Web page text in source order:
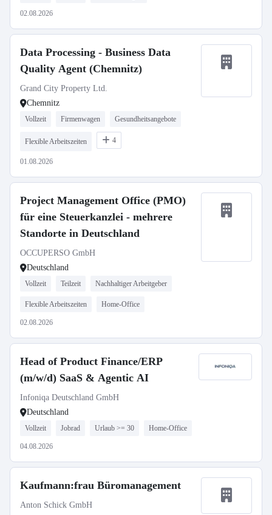
02.08.2026
Data Processing - Business Data
Quality Agent (Chemnitz)
Grand City Property Ltd.
Chemnitz
Vollzeit Firmenwagen Gesundheitsangebote
Flexible Arbeitszeiten 4
01.08.2026
Project Management Office (PMO)
für eine Steuerkanzlei - mehrere
Standorte in Deutschland
OCCUPERSO GmbH
Deutschland
Vollzeit Teilzeit Nachhaltiger Arbeitgeber
Flexible Arbeitszeiten Home-Office
02.08.2026
Head of Product Finance/ERP
(m/w/d) SaaS & Agentic AI
Infoniqa Deutschland GmbH
Deutschland
Vollzeit Jobrad Urlaub >= 30 Home-Office
04.08.2026
Kaufmann:frau Büromanagement
Anton Schick GmbH